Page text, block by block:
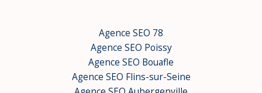
Agence SEO 78
Agence SEO Poissy
Agence SEO Bouafle
Agence SEO Flins-sur-Seine